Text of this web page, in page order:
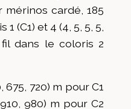
mérinos cardé, 185
(C1) et 4 (4, 5, 5, 5,
dans le coloris 2
720) m pour C1
980) m pour C2